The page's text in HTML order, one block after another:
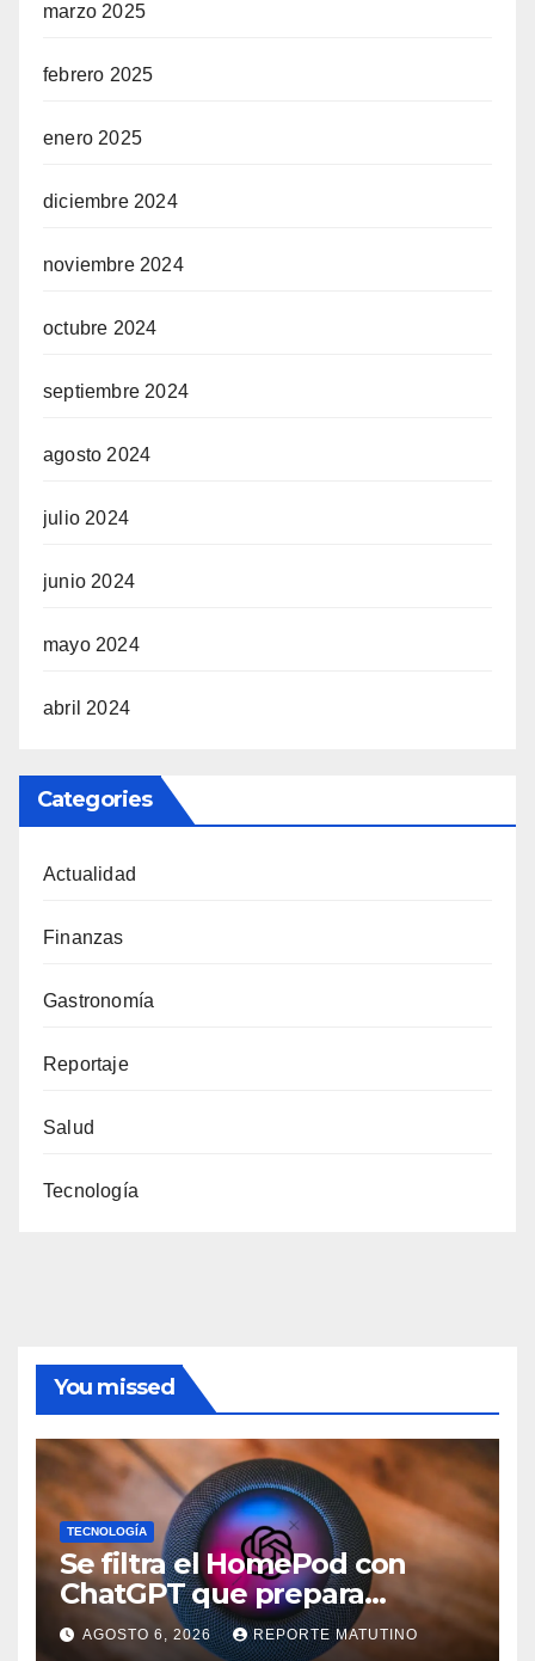
marzo 2025
febrero 2025
enero 2025
diciembre 2024
noviembre 2024
octubre 2024
septiembre 2024
agosto 2024
julio 2024
junio 2024
mayo 2024
abril 2024
Categories
Actualidad
Finanzas
Gastronomía
Reportaje
Salud
Tecnología
You missed
TECNOLOGÍA
Se filtra el HomePod con
ChatGPT que prepara
OpenAI y su diseño es una
locura
AGOSTO 6, 2026 REPORTE MATUTINO